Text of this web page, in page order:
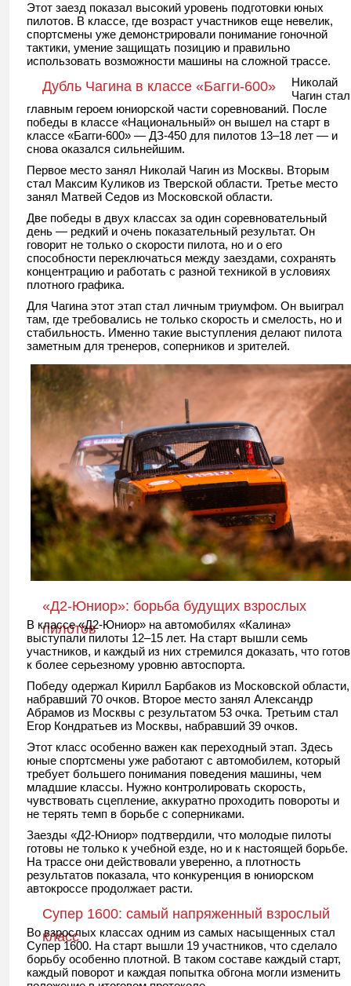
Этот заезд показал высокий уровень подготовки юных
пилотов. В классе, где возраст участников еще невелик,
спортсмены уже демонстрировали понимание гоночной
тактики, умение защищать позицию и правильно
использовать возможности машины на сложной трассе.
Дубль Чагина в классе «Багги-600»
Николай
Чагин стал
главным героем юниорской части соревнований. После
победы в классе «Национальный» он вышел на старт в
классе «Багги-600» — ДЗ-450 для пилотов 13–18 лет — и
снова оказался сильнейшим.
Первое место занял Николай Чагин из Москвы. Вторым
стал Максим Куликов из Тверской области. Третье место
занял Матвей Седов из Московской области.
Две победы в двух классах за один соревновательный
день — редкий и очень показательный результат. Он
говорит не только о скорости пилота, но и о его
способности переключаться между заездами, сохранять
концентрацию и работать с разной техникой в условиях
плотного графика.
Для Чагина этот этап стал личным триумфом. Он выиграл
там, где требовались не только скорость и смелость, но и
стабильность. Именно такие выступления делают пилота
заметным для тренеров, соперников и зрителей.
«Д2-Юниор»: борьба будущих взрослых
пилотов
В классе «Д2-Юниор» на автомобилях «Калина»
выступали пилоты 12–15 лет. На старт вышли семь
участников, и каждый из них стремился доказать, что готов
к более серьезному уровню автоспорта.
Победу одержал Кирилл Барбаков из Московской области,
набравший 70 очков. Второе место занял Александр
Абрамов из Москвы с результатом 53 очка. Третьим стал
Егор Кондратьев из Москвы, набравший 39 очков.
Этот класс особенно важен как переходный этап. Здесь
юные спортсмены уже работают с автомобилем, который
требует большего понимания поведения машины, чем
младшие классы. Нужно контролировать скорость,
чувствовать сцепление, аккуратно проходить повороты и
не терять темп в борьбе с соперниками.
Заезды «Д2-Юниор» подтвердили, что молодые пилоты
готовы не только к учебной езде, но и к настоящей борьбе.
На трассе они действовали уверенно, а плотность
результатов показала, что конкуренция в юниорском
автокроссе продолжает расти.
Супер 1600: самый напряженный взрослый
класс
Во взрослых классах одним из самых насыщенных стал
Супер 1600. На старт вышли 19 участников, что сделало
борьбу особенно плотной. В таком составе каждый старт,
каждый поворот и каждая попытка обгона могли изменить